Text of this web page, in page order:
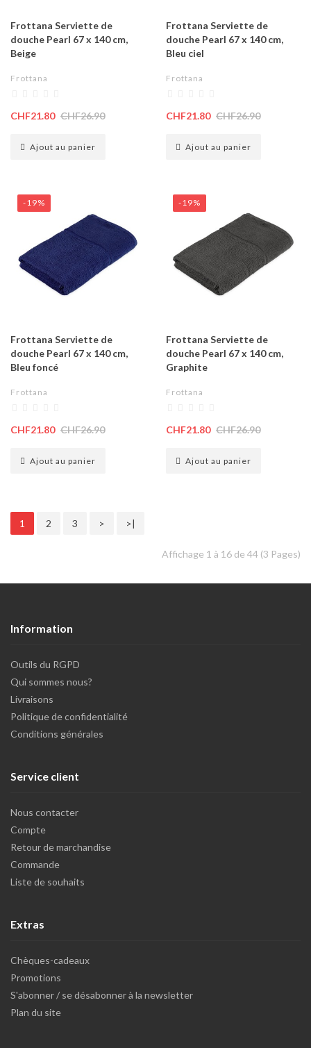
Frottana Serviette de
douche Pearl 67 x 140 cm,
Beige
Frottana
CHF21.80 CHF26.90
Ajout au panier
Frottana Serviette de
douche Pearl 67 x 140 cm,
Bleu ciel
Frottana
CHF21.80 CHF26.90
Ajout au panier
-19%
Frottana Serviette de
douche Pearl 67 x 140 cm,
Bleu foncé
Frottana
CHF21.80 CHF26.90
Ajout au panier
-19%
Frottana Serviette de
douche Pearl 67 x 140 cm,
Graphite
Frottana
CHF21.80 CHF26.90
Ajout au panier
1 2 3 > >|
Affichage 1 à 16 de 44 (3 Pages)
Information
Outils du RGPD
Qui sommes nous?
Livraisons
Politique de confidentialité
Conditions générales
Service client
Nous contacter
Compte
Retour de marchandise
Commande
Liste de souhaits
Extras
Chèques-cadeaux
Promotions
S'abonner / se désabonner à la newsletter
Plan du site